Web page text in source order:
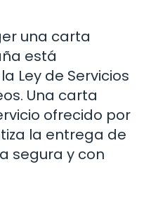
una carta
está
Ley de Servicios
Una carta
ofrecido por
la entrega de
segura y con